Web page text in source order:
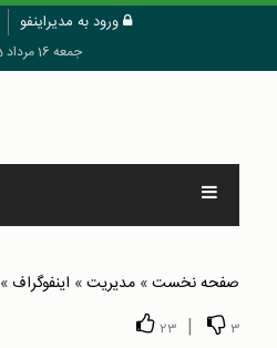
ورود به مدیراینفو
جمعه 16 مرداد 1405
صفحه نخست» مدیریت» اینفوگراف»
3
|
23